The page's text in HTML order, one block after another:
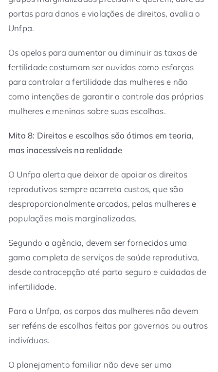
portas para danos e violações de direitos, avalia o
Unfpa.
Os apelos para aumentar ou diminuir as taxas de
fertilidade costumam ser ouvidos como esforços
para controlar a fertilidade das mulheres e não
como intenções de garantir o controle das próprias
mulheres e meninas sobre suas escolhas.
Mito 8: Direitos e escolhas são ótimos em teoria,
mas inacessíveis na realidade
O Unfpa alerta que deixar de apoiar os direitos
reprodutivos sempre acarreta custos, que são
desproporcionalmente arcados, pelas mulheres e
populações mais marginalizadas.
Segundo a agência, devem ser fornecidos uma
gama completa de serviços de saúde reprodutiva,
desde contracepção até parto seguro e cuidados de
infertilidade.
Para o Unfpa, os corpos das mulheres não devem
ser reféns de escolhas feitas por governos ou outros
indivíduos.
O planejamento familiar não deve ser uma